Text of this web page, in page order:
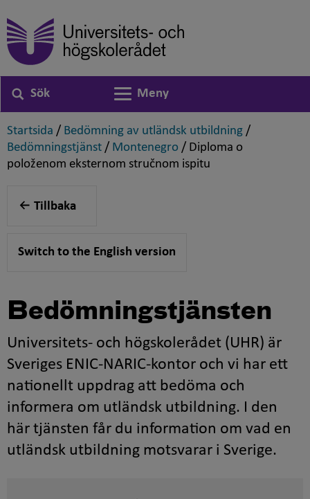
Sök
Växla navigering
Meny
Startsida ,
/ Bedömning av utländsk utbildning ,
/
Bedömningstjänst ,
/ Montenegro ,
/ Diploma o
položenom eksternom stručnom ispitu
Tillbaka
Switch to the English version
Bedömningstjänsten
Universitets- och högskolerådet (UHR) är
Sveriges ENIC-NARIC-kontor och vi har ett
nationellt uppdrag att bedöma och
informera om utländsk utbildning. I den
här tjänsten får du information om vad en
utländsk utbildning motsvarar i Sverige.